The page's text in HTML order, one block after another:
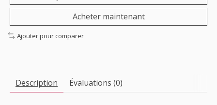
Acheter maintenant
Ajouter pour comparer
Description Évaluations (0)